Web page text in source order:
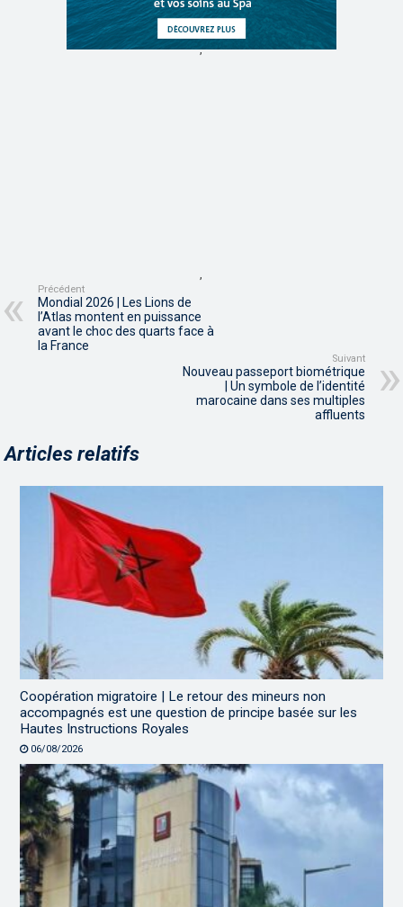
,
,
Précédent
Mondial 2026 | Les Lions de
l’Atlas montent en puissance
avant le choc des quarts face à
la France
Suivant
Nouveau passeport biométrique
| Un symbole de l’identité
marocaine dans ses multiples
affluents
Articles relatifs
Coopération migratoire | Le retour des mineurs non
accompagnés est une question de principe basée sur les
Hautes Instructions Royales
06/08/2026